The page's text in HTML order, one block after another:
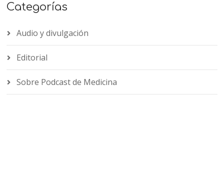
Categorías
Audio y divulgación
Editorial
Sobre Podcast de Medicina